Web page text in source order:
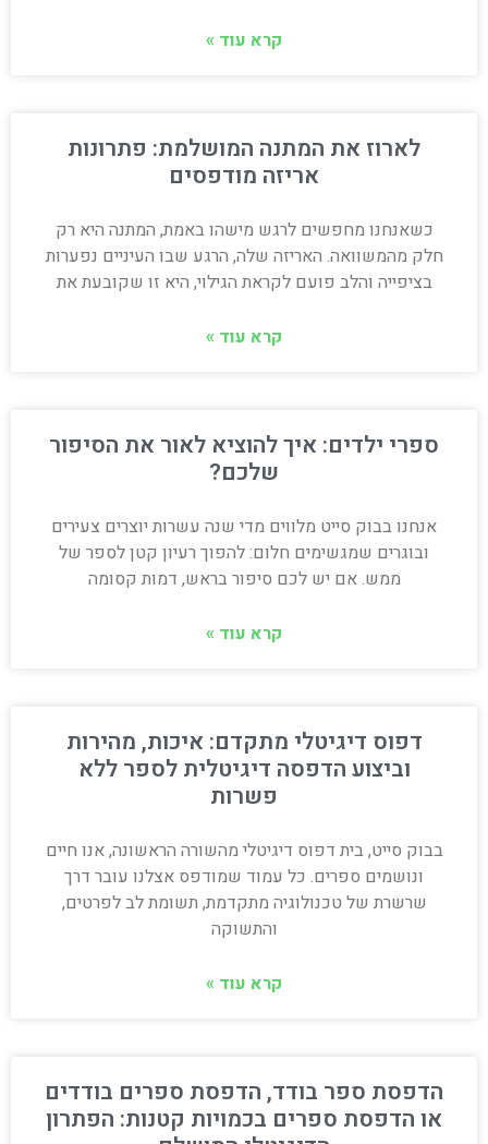
קרא עוד »
לארוז את המתנה המושלמת: פתרונות
אריזה מודפסים
כשאנחנו מחפשים לרגש מישהו באמת, המתנה היא רק
חלק מהמשוואה. האריזה שלה, הרגע שבו העיניים נפערות
בציפייה והלב פועם לקראת הגילוי, היא זו שקובעת את
קרא עוד »
ספרי ילדים: איך להוציא לאור את הסיפור
שלכם?
אנחנו בבוק סייט מלווים מדי שנה עשרות יוצרים צעירים
ובוגרים שמגשימים חלום: להפוך רעיון קטן לספר של
ממש. אם יש לכם סיפור בראש, דמות קסומה
קרא עוד »
דפוס דיגיטלי מתקדם: איכות, מהירות
וביצוע הדפסה דיגיטלית לספר ללא
פשרות
בבוק סייט, בית דפוס דיגיטלי מהשורה הראשונה, אנו חיים
ונושמים ספרים. כל עמוד שמודפס אצלנו עובר דרך
שרשרת של טכנולוגיה מתקדמת, תשומת לב לפרטים,
והתשוקה
קרא עוד »
הדפסת ספר בודד, הדפסת ספרים בודדים
או הדפסת ספרים בכמויות קטנות: הפתרון